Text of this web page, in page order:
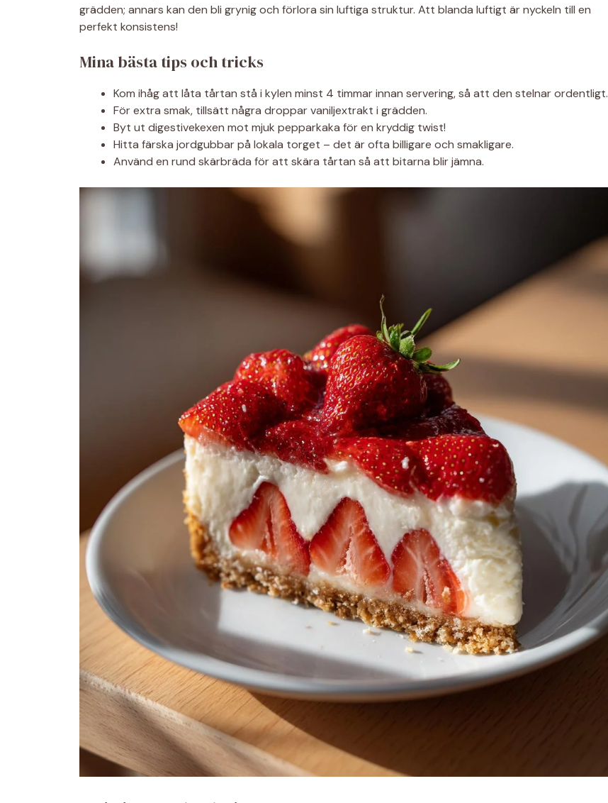
grädden; annars kan den bli grynig och förlora sin luftiga struktur. Att blanda luftigt är nyckeln till en
perfekt konsistens!
Mina bästa tips och tricks
Kom ihåg att låta tårtan stå i kylen minst 4 timmar innan servering, så att den stelnar ordentligt.
För extra smak, tillsätt några droppar vaniljextrakt i grädden.
Byt ut digestivekexen mot mjuk pepparkaka för en kryddig twist!
Hitta färska jordgubbar på lokala torget – det är ofta billigare och smakligare.
Använd en rund skärbräda för att skära tårtan så att bitarna blir jämna.